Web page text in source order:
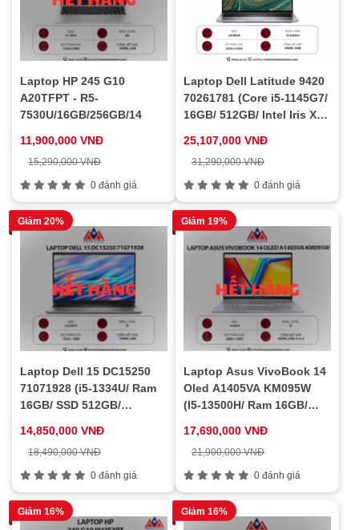
Laptop HP 245 G10
A20TFPT - R5-
7530U/16GB/256GB/14
11,900,000 VNĐ
15,290,000 VNĐ
0 đánh giá
Laptop Dell Latitude 9420
70261781 (Core i5-1145G7/
16GB/ 512GB/ Intel Iris Xe/
Pro/ Xám)
25,107,000 VNĐ
31,290,000 VNĐ
0 đánh giá
Giảm 20%
Laptop Dell 15 DC15250
71071928 (i5-1334U/ Ram
16GB/ SSD 512GB/
Bạc)
14,850,000 VNĐ
18,490,000 VNĐ
0 đánh giá
Giảm 19%
Laptop Asus VivoBook 14
Oled A1405VA KM095W
(I5-13500H/ Ram 16GB/
1Y/ Bạc)
17,690,000 VNĐ
21,900,000 VNĐ
0 đánh giá
Giảm 16% Giảm 16%